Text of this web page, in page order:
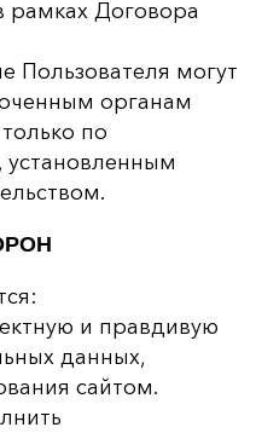
рамках Договора
Пользователя могут
органам
по
и правдивую
данных,
сайтом.